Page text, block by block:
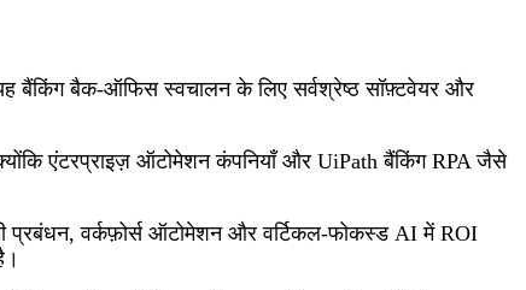
बैंकिंग बैक-ऑफिस स्वचालन के लिए सर्वश्रेष्ठ सॉफ़्टवेयर और
एंटरप्राइज़ ऑटोमेशन कंपनियाँ और UiPath बैंकिंग RPA जैसे
प्रबंधन, वर्कफ़ोर्स ऑटोमेशन और वर्टिकल-फोकस्ड AI में ROI